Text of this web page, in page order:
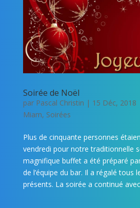
Soirée de Noël
par Pascal Christin | 15 Déc, 2018
Miam, Soirées
Plus de cinquante personnes
vendredi pour notre traditionnelle
magnifique buffet a été préparé
de l’équipe du bar. Il a régalé tous
présents. La soirée a continué